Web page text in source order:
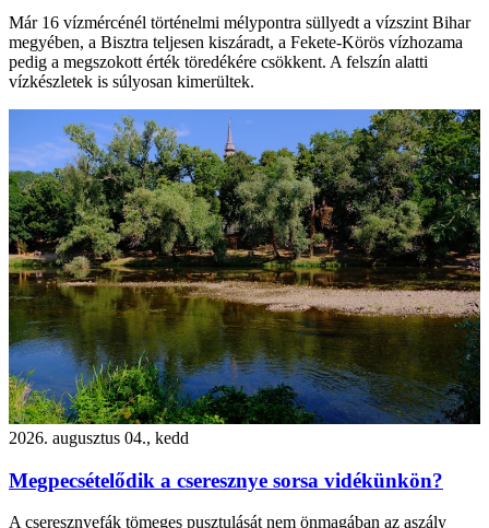
Már 16 vízmércénél történelmi mélypontra süllyedt a vízszint Bihar
megyében, a Bisztra teljesen kiszáradt, a Fekete-Körös vízhozama
pedig a megszokott érték töredékére csökkent. A felszín alatti
vízkészletek is súlyosan kimerültek.
2026. augusztus 04., kedd
Megpecsételődik a cseresznye sorsa vidékünkön?
A cseresznyefák tömeges pusztulását nem önmagában az aszály